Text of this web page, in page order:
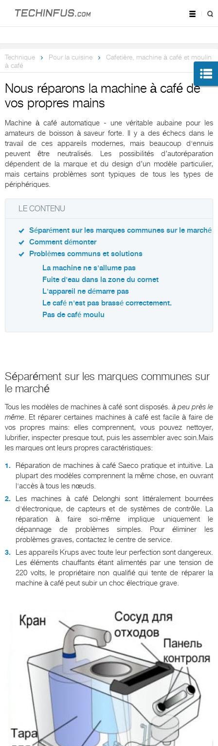
Technique Pour la cuisine
Cafetière, machine à café et moulin
à café
Nous réparons la machine à café de
vos propres mains
Machine à café automatique - une véritable aubaine pour les
amateurs de boisson à saveur forte. Il y a des échecs dans le
travail de ces appareils modernes, mais beaucoup d'ennuis
peuvent être neutralisés. Les possibilités d’autoréparation
dépendent de la marque et du design d’un modèle particulier,
mais certains problèmes sont typiques de tous les types de
périphériques.
LE CONTENU
Séparément sur les marques communes sur le marché
Comment démonter
Problèmes communs et solutions
La machine ne s'allume pas
Fuite d'eau dans la zone du cornet
L'appareil ne démarre pas
Le café n'est pas brassé correctement.
Pas de café moulu
Séparément sur les marques communes sur
le marché
Tous les modèles de machines à café sont disposés. à peu près le
même. Et réparer certaines machines à café est facile à faire de
vos propres mains: elles comprennent, vous pouvez nettoyer,
lubrifier, inspecter presque tout, puis les assembler avec soin.Mais
les marques ont leurs propres caractéristiques:
Réparation de machines à café Saeco pratique et intuitive. La
plupart des modèles comprennent la même chose, en ouvrant
l'accès à tous les nœuds.
Les machines à café Delonghi sont littéralement bourrées
d'électronique, de capteurs et de systèmes de contrôle. La
réparation à faire soi-même implique uniquement le
dépannage de problèmes simples. Pour éliminer les
problèmes graves, contactez le centre de service.
Les appareils Krups avec toute leur perfection sont dangereux.
Les éléments chauffants étant alimentés par une tension de
220 volts, le propriétaire non qualifié qui tente de réparer la
machine à café peut subir un choc électrique grave.